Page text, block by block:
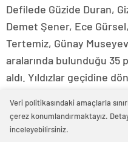
0 0
0 0
Defilede Güzide Duran,
Demet Şener, Ece
Tertemiz, Günay
aralarında bulunduğu
aldı. Yıldızlar geçidine
Defilenin koreografisi
tarafından
Veri politikasındaki amaçlarla
çerez konumlandırmaktayız.
inceleyebilirsiniz.